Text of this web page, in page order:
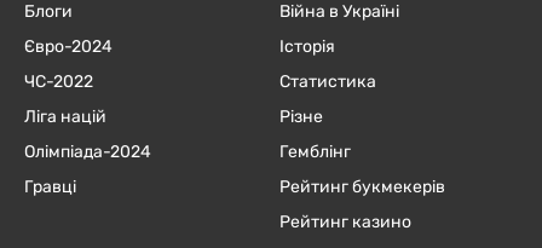
Блоги
Євро-2024
ЧC-2022
Ліга націй
Олімпіада-2024
Гравці
Війна в Україні
Історія
Статистика
Різне
Гемблінг
Рейтинг букмекерів
Рейтинг казино